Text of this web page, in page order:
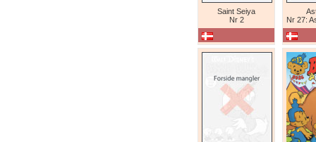
Saint Seiya
Nr 2
Nr 27: